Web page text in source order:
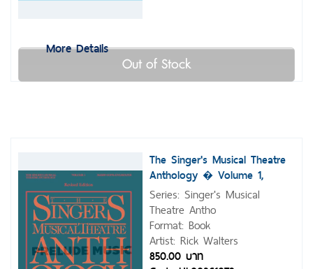
More Details
Out of Stock
The Singer's Musical Theatre
Anthology � Volume 1,
Revised
Series: Singer's Musical
Theatre Antho
Format: Book
Artist: Rick Walters
850.00 บาท